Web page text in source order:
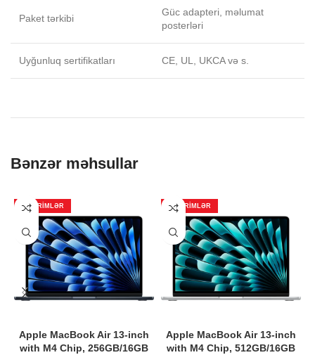
Paket tərkibi
Güc adapteri, məlumat
posterləri
Uyğunluq sertifikatları CE, UL, UKCA və s.
Bənzər məhsullar
ENDIRIMLƏR
Apple MacBook Air 13-inch
with M4 Chip, 256GB/16GB
ENDIRIMLƏR
Apple MacBook Air 13-inch
with M4 Chip, 512GB/16GB